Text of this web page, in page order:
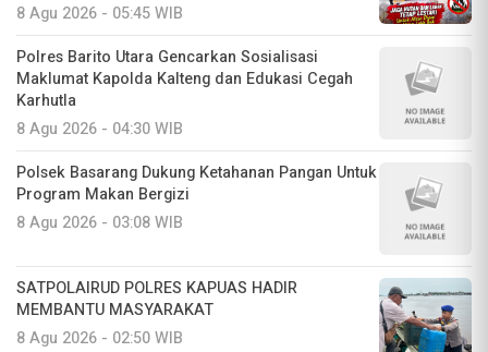
8 Agu 2026 - 05:45 WIB
Polres Barito Utara Gencarkan Sosialisasi
Maklumat Kapolda Kalteng dan Edukasi Cegah
Karhutla
8 Agu 2026 - 04:30 WIB
Polsek Basarang Dukung Ketahanan Pangan Untuk
Program Makan Bergizi
8 Agu 2026 - 03:08 WIB
SATPOLAIRUD POLRES KAPUAS HADIR
MEMBANTU MASYARAKAT
8 Agu 2026 - 02:50 WIB